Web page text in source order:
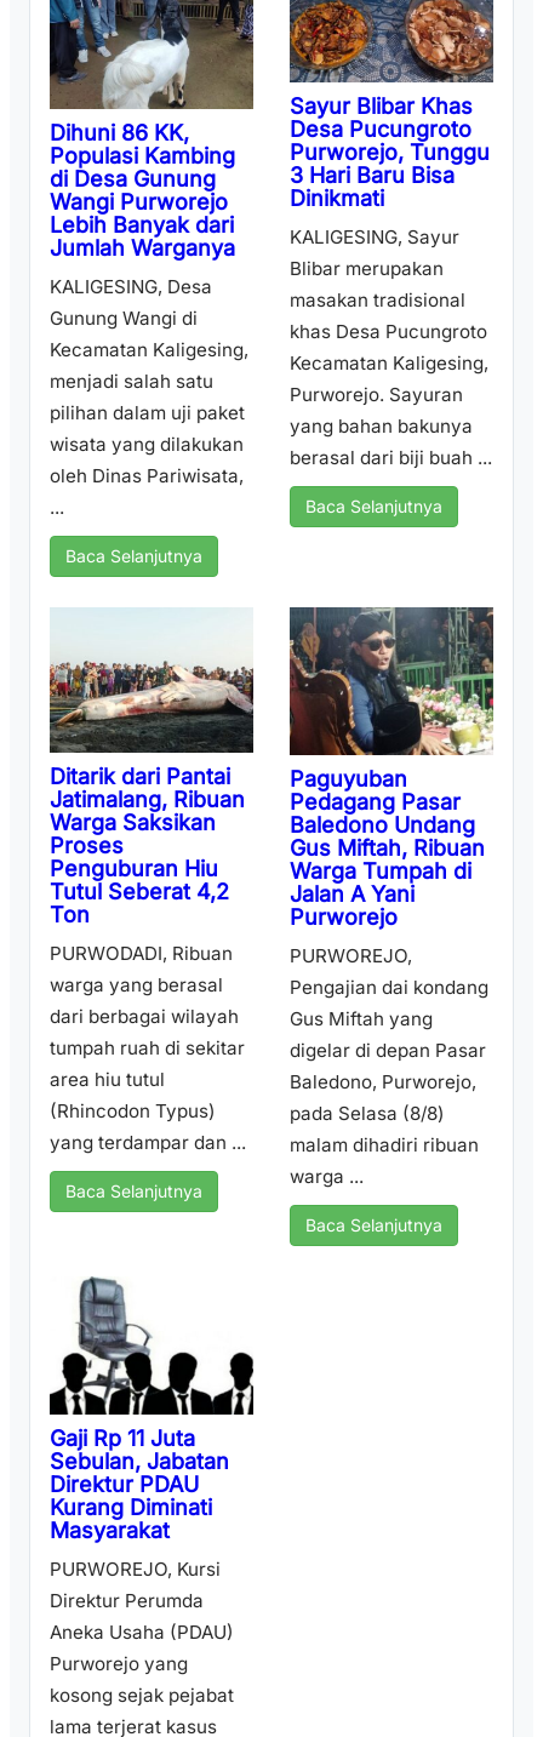
Dihuni 86 KK,
Populasi Kambing
di Desa Gunung
Wangi Purworejo
Lebih Banyak dari
Jumlah Warganya
KALIGESING, Desa
Gunung Wangi di
Kecamatan Kaligesing,
menjadi salah satu
pilihan dalam uji paket
wisata yang dilakukan
oleh Dinas Pariwisata,
...
Baca Selanjutnya
Sayur Blibar Khas
Desa Pucungroto
Purworejo, Tunggu
3 Hari Baru Bisa
Dinikmati
KALIGESING, Sayur
Blibar merupakan
masakan tradisional
khas Desa Pucungroto
Kecamatan Kaligesing,
Purworejo. Sayuran
yang bahan bakunya
berasal dari biji buah ...
Baca Selanjutnya
Ditarik dari Pantai
Jatimalang, Ribuan
Warga Saksikan
Proses
Penguburan Hiu
Tutul Seberat 4,2
Ton
PURWODADI, Ribuan
warga yang berasal
dari berbagai wilayah
tumpah ruah di sekitar
area hiu tutul
(Rhincodon Typus)
yang terdampar dan ...
Baca Selanjutnya
Paguyuban
Pedagang Pasar
Baledono Undang
Gus Miftah, Ribuan
Warga Tumpah di
Jalan A Yani
Purworejo
PURWOREJO,
Pengajian dai kondang
Gus Miftah yang
digelar di depan Pasar
Baledono, Purworejo,
pada Selasa (8/8)
malam dihadiri ribuan
warga ...
Baca Selanjutnya
Gaji Rp 11 Juta
Sebulan, Jabatan
Direktur PDAU
Kurang Diminati
Masyarakat
PURWOREJO, Kursi
Direktur Perumda
Aneka Usaha (PDAU)
Purworejo yang
kosong sejak pejabat
lama terjerat kasus